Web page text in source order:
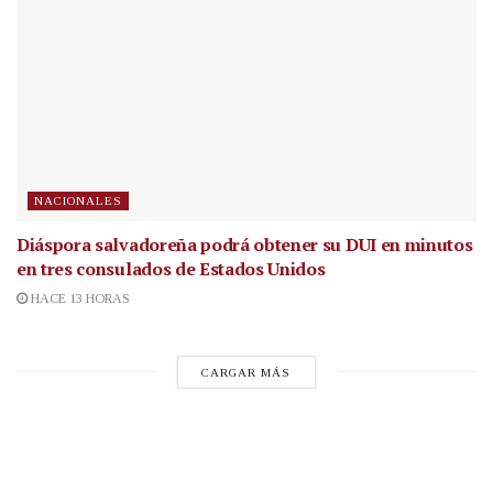
NACIONALES
Diáspora salvadoreña podrá obtener su DUI en minutos
en tres consulados de Estados Unidos
HACE 13 HORAS
CARGAR MÁS